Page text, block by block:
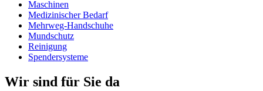
Maschinen
Medizinischer Bedarf
Mehrweg-Handschuhe
Mundschutz
Reinigung
Spendersysteme
Wir sind für Sie da